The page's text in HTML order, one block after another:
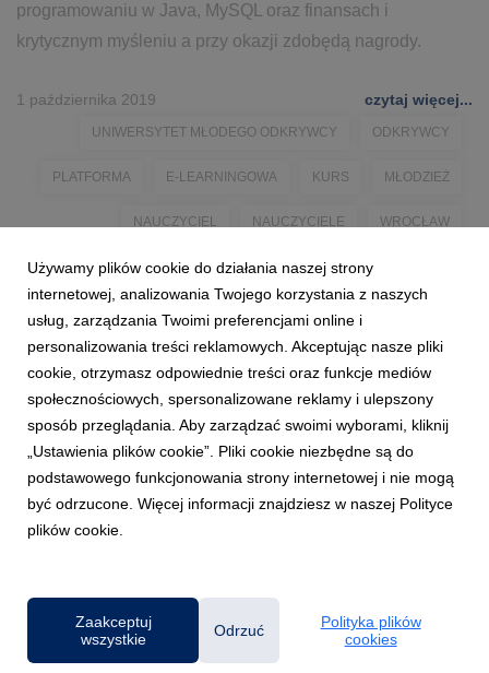
programowaniu w Java, MySQL oraz finansach i
krytycznym myśleniu a przy okazji zdobędą nagrody.
1 października 2019 czytaj więcej...
UNIWERSYTET MŁODEGO ODKRYWCY ODKRYWCY
PLATFORMA E-LEARNINGOWA KURS MŁODZIEŻ
NAUCZYCIEL NAUCZYCIELE WROCŁAW
WSB WROCLAW WSB WROCŁAW PROJEKT
JAVA FINANSE I RACHUNKOWOŚĆ
KRYTYCZNE MYŚLENIE KOMPETENCJE
Klauzula RODO
Używamy plików cookie do działania naszej strony
internetowej, analizowania Twojego korzystania z naszych
usług, zarządzania Twoimi preferencjami online i
personalizowania treści reklamowych. Akceptując nasze pliki
cookie, otrzymasz odpowiednie treści oraz funkcje mediów
społecznościowych, spersonalizowane reklamy i ulepszony
sposób przeglądania. Aby zarządzać swoimi wyborami, kliknij
„Ustawienia plików cookie”. Pliki cookie niezbędne są do
podstawowego funkcjonowania strony internetowej i nie mogą
być odrzucone. Więcej informacji znajdziesz w naszej Polityce
plików cookie.
Zaakceptuj
wszystkie
Odrzuć
Polityka plików
cookies